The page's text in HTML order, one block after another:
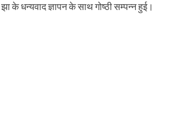
के धन्यवाद ज्ञापन के साथ गोष्ठी सम्पन्न हुई।